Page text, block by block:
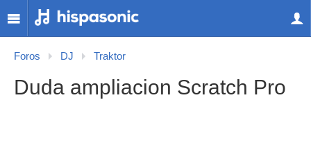
Foros DJ Traktor
Duda ampliacion Scratch Pro